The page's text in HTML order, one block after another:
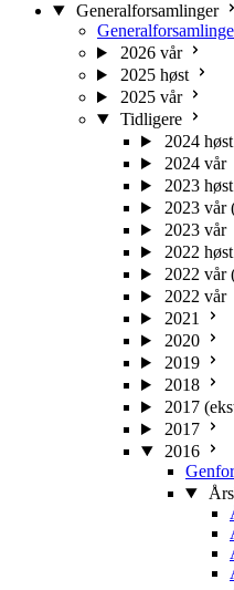
Generalforsamlinger
2026 vår
2025 høst
2025 vår
Tidligere
2024 høst
2024 vår
2023 høst
2023 vår
2023 vår
2022 høst
2022 vår
2022 vår
2021
2020
2019
2018
2017
2017
2016